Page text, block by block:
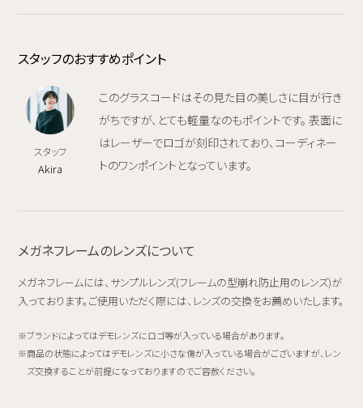
スタッフのおすすめポイント
スタッフ
Akira
このグラスコードはその見た目の美しさに目が行き
がちですが、とても軽量なのもポイントです。 表面に
はレーザーでロゴが刻印されており、コーディネー
トのワンポイントとなっています。
メガネフレームのレンズについて
メガネフレームには、サンプルレンズ(フレームの型崩れ防止用のレンズ)が
入っております。ご使用いただく際には、レンズの交換をお薦めいたします。
ブランドによってはデモレンズにロゴ等が入っている場合があります。
商品の状態によってはデモレンズに小さな傷が入っている場合がございますが、レン
ズ交換することが前提になっておりますのでご容赦ください。